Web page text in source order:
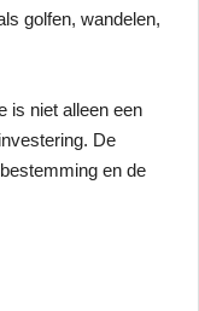
golfen, wandelen,
is niet alleen een
De
en de